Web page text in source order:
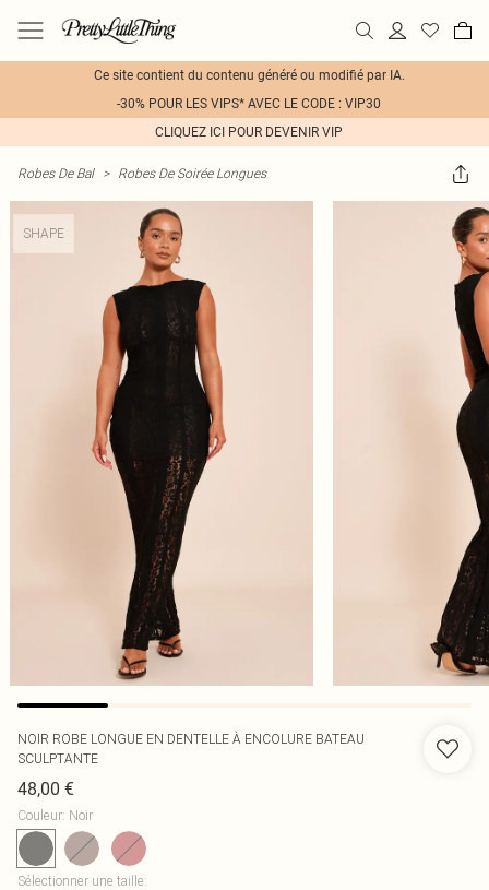
Ce site contient du contenu généré ou modifié par IA.
-30% POUR LES VIPS* AVEC LE CODE : VIP30
CLIQUEZ ICI POUR DEVENIR VIP
Robes De Bal > Robes De Soirée Longues
SHAPE
NOIR ROBE LONGUE EN DENTELLE À ENCOLURE BATEAU
SCULPTANTE
48,00 €
Couleur: Noir
Sélectionner une taille: